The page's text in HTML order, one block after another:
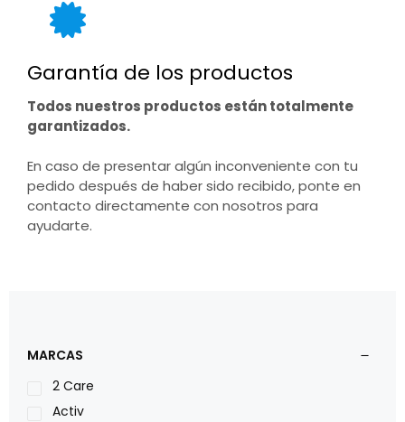
Garantía de los productos
Todos nuestros productos están totalmente
garantizados.
En caso de presentar algún inconveniente con tu
pedido después de haber sido recibido, ponte en
contacto directamente con nosotros para
ayudarte.
MARCAS
2 Care
Activ